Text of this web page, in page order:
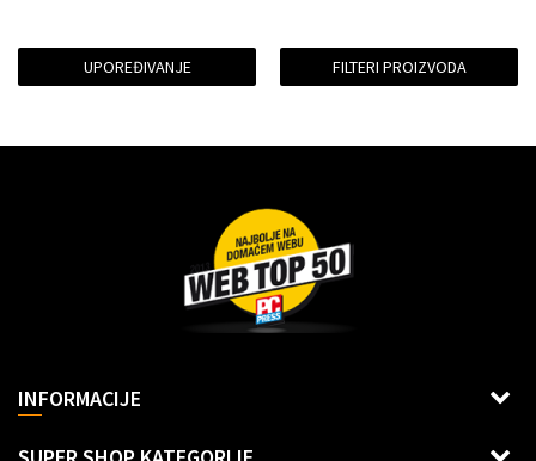
UPOREĐIVANJE FILTERI PROIZVODA
INFORMACIJE